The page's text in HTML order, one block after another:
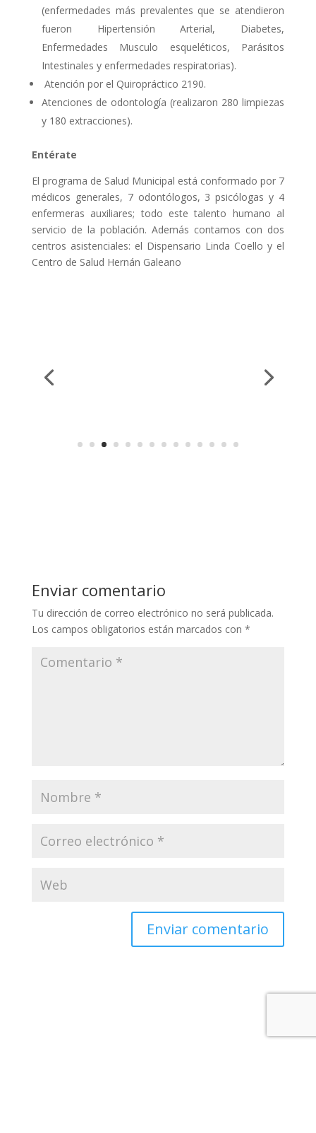
(enfermedades más prevalentes que se atendieron
fueron Hipertensión Arterial, Diabetes,
Enfermedades Musculo esqueléticos, Parásitos
Intestinales y enfermedades respiratorias).
Atención por el Quiropráctico 2190.
Atenciones de odontología (realizaron 280 limpiezas
y 180 extracciones).
Entérate
El programa de Salud Municipal está conformado por 7
médicos generales, 7 odontólogos, 3 psicólogas y 4
enfermeras auxiliares; todo este talento humano al
servicio de la población. Además contamos con dos
centros asistenciales: el Dispensario Linda Coello y el
Centro de Salud Hernán Galeano
Enviar comentario
Tu dirección de correo electrónico no será publicada.
Los campos obligatorios están marcados con *